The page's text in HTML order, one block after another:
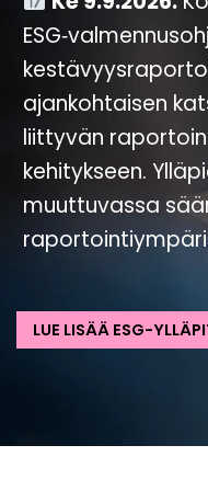
ajankohtaisen
liittyvän
kehitykseen.
muuttuvassa
LUE LISÄÄ ESG-